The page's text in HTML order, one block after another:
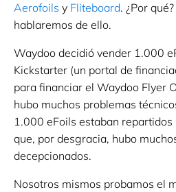
Aerofoils y Fliteboard. ¿Por
hablaremos de ello.
Waydoo decidió vender 1.000
Kickstarter (un portal de
para financiar el Waydoo Flyer
hubo muchos problemas
1.000 eFoils estaban
que, por desgracia, hubo
decepcionados.
Nosotros mismos probamos el